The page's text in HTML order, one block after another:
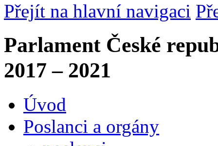
Přejít na hlavní navigaci
Parlament České
2017 – 2021
Úvod
Poslanci a orgány